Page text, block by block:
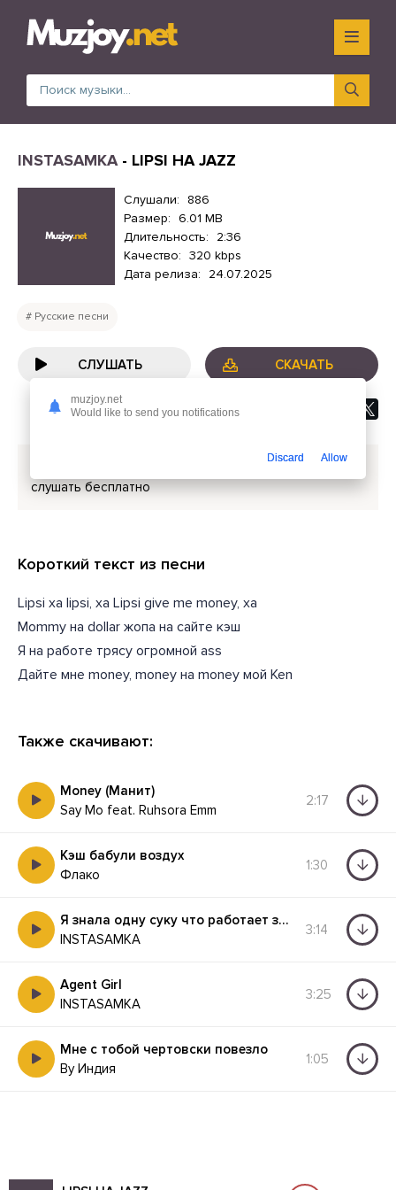
INSTASAMKA- LIPSI HA JAZZ
Слушали:
886
Размер: 6.01 MB
Длительность:
2:36
Качество: 320 kbps
Дата релиза:
24.07.2025
Русские песни
СЛУШАТЬ СКАЧАТЬ
слушать бесплатно
Короткий текст из песни
Lipsi ха lipsi, ха Lipsi give me money, ха
Mommy на dollar жопа на сайте кэш
Я на работе трясу огромной ass
Дайте мне money, money на money мой Ken
Также скачивают:
Money (Манит)
Say Mo feat. Ruhsora Emm
2:17
Кэш бабули воздух
Флако
1:30
Я знала одну суку что работает за купоны
INSTASAMKA
3:14
Agent Girl
INSTASAMKA
3:25
Мне с тобой чертовски повезло
By Индия
1:05
muzjoy.net
Would like to send you notifications
Discard Allow